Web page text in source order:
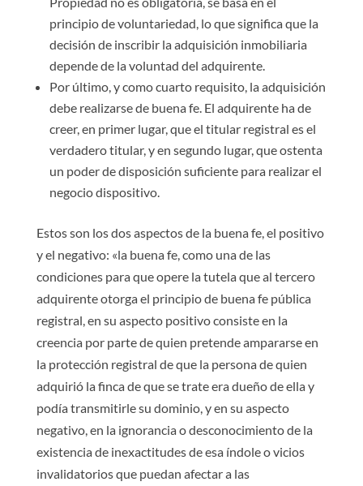
principio de voluntariedad, lo que significa que la
decisión de inscribir la adquisición inmobiliaria
depende de la voluntad del adquirente.
Por último, y como cuarto requisito, la adquisición
debe realizarse de buena fe. El adquirente ha de
creer, en primer lugar, que el titular registral es el
verdadero titular, y en segundo lugar, que ostenta
un poder de disposición suficiente para realizar el
negocio dispositivo.
Estos son los dos aspectos de la buena fe, el positivo
y el negativo: «la buena fe, como una de las
condiciones para que opere la tutela que al tercero
adquirente otorga el principio de buena fe pública
registral, en su aspecto positivo consiste en la
creencia por parte de quien pretende ampararse en
la protección registral de que la persona de quien
adquirió la finca de que se trate era dueño de ella y
podía transmitirle su dominio, y en su aspecto
negativo, en la ignorancia o desconocimiento de la
existencia de inexactitudes de esa índole o vicios
invalidatorios que puedan afectar a las